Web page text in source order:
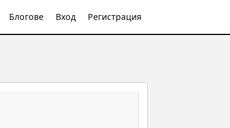
Блогове Вход Регистрация